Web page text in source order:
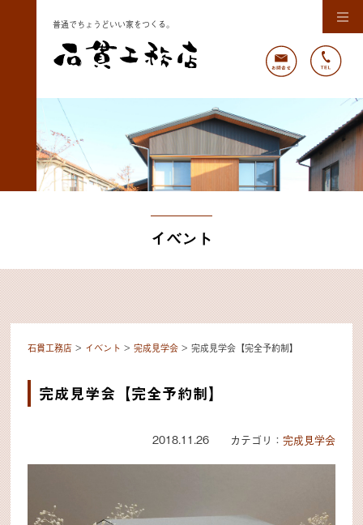
普通でちょうどいい家をつくる。
イベント
石貫工務店 > イベント >完成見学会 >完成見学会【完全予約制】
完成見学会【完全予約制】
2018.11.26 カテゴリ： 完成見学会